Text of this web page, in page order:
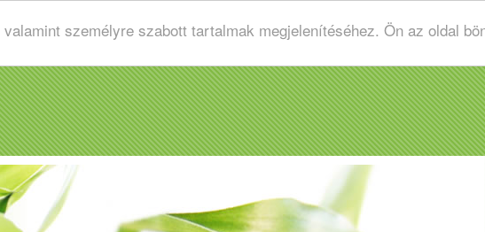
személyre szabott tartalmak megjelenítéséhez. Ön az oldal